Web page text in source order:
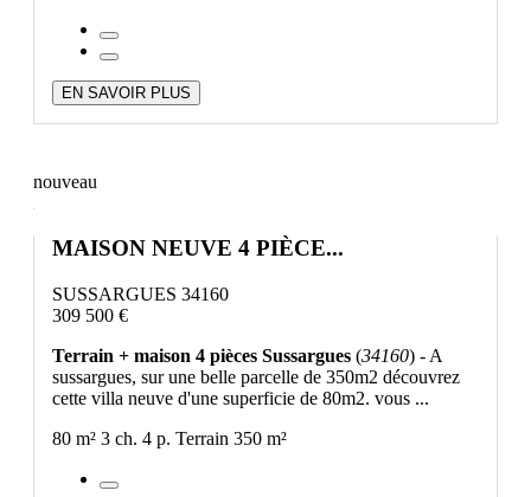
EN SAVOIR PLUS
nouveau
MAISON NEUVE 4 PIÈCE...
SUSSARGUES 34160
309 500 €
Terrain + maison 4 pièces Sussargues (34160) - A
sussargues, sur une belle parcelle de 350m2 découvrez
cette villa neuve d'une superficie de 80m2. vous ...
80 m² 3 ch. 4 p. Terrain 350 m²